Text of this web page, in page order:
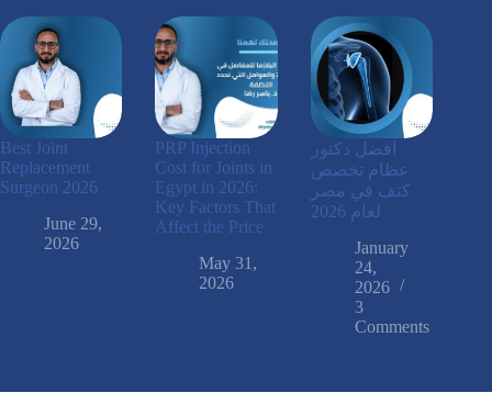
Best Joint
Replacement
Surgeon 2026
June 29,
2026
PRP Injection
Cost for Joints in
Egypt in 2026:
Key Factors That
Affect the Price
May 31,
2026
افضل دكتور
عظام تخصص
كتف في مصر
لعام 2026
January
24,
2026
3
Comments